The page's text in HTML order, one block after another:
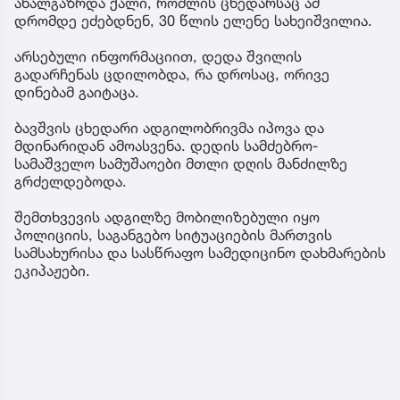
დრომდე ეძებდნენ, 30 წლის ელენე სახეიშვილია.
არსებული ინფორმაციით, დედა შვილის
გადარჩენას ცდილობდა, რა დროსაც, ორივე
დინებამ გაიტაცა.
ბავშვის ცხედარი ადგილობრივმა იპოვა და
მდინარიდან ამოასვენა. დედის სამძებრო-
სამაშველო სამუშაოები მთლი დღის მანძილზე
გრძელდებოდა.
შემთხვევის ადგილზე მობილიზებული იყო
პოლიციის, საგანგებო სიტუაციების მართვის
სამსახურისა და სასწრაფო სამედიცინო დახმარების
ეკიპაჟები.